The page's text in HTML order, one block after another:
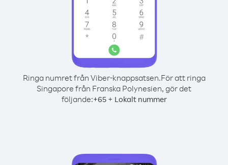
Ringa numret från Viber-knappsatsen.För att ringa
Singapore från Franska Polynesien, gör det
följande:+65+ Lokalt nummer